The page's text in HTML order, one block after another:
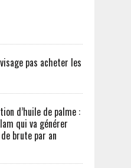
pas acheter les
d’huile de palme :
qui va générer
brute par an